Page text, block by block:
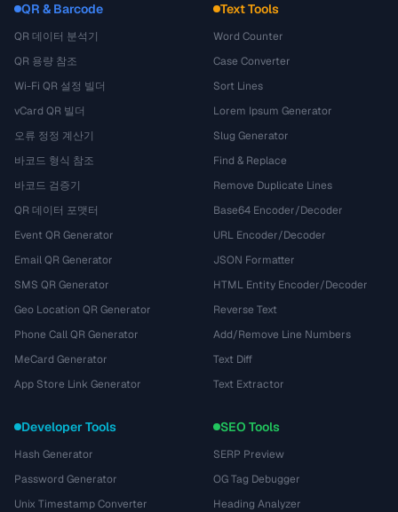
QR & Barcode
QR 데이터 분석기
QR 용량 참조
Wi-Fi QR 설정 빌더
vCard QR 빌더
오류 정정 계산기
바코드 형식 참조
바코드 검증기
QR 데이터 포맷터
Event QR Generator
Email QR Generator
SMS QR Generator
Geo Location QR Generator
Phone Call QR Generator
MeCard Generator
App Store Link Generator
Text Tools
Word Counter
Case Converter
Sort Lines
Lorem Ipsum Generator
Slug Generator
Find & Replace
Remove Duplicate Lines
Base64 Encoder/Decoder
URL Encoder/Decoder
JSON Formatter
HTML Entity Encoder/Decoder
Reverse Text
Add/Remove Line Numbers
Text Diff
Text Extractor
Developer Tools
Hash Generator
Password Generator
Unix Timestamp Converter
SEO Tools
SERP Preview
OG Tag Debugger
Heading Analyzer